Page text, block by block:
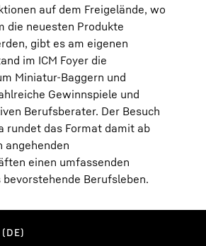
auf dem Freigelände, wo
die neuesten Produkte
gibt es am eigenen
im ICM Foyer die
Miniatur-Baggern und
Gewinnspiele und
Berufsberater. Der Besuch
rundet das Format damit ab
angehenden
einen umfassenden
bevorstehende Berufsleben.